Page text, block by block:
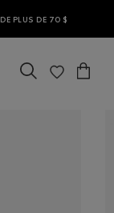
PLUS DE 70 $